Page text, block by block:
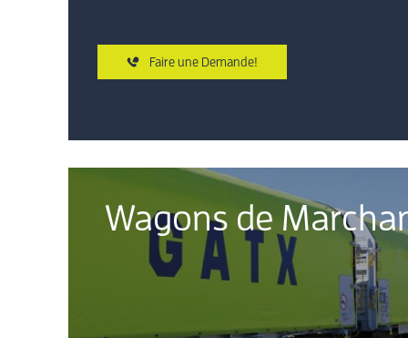
Faire une Demande!
Wagons de